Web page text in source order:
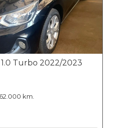
Turbo 2022/2023
km.